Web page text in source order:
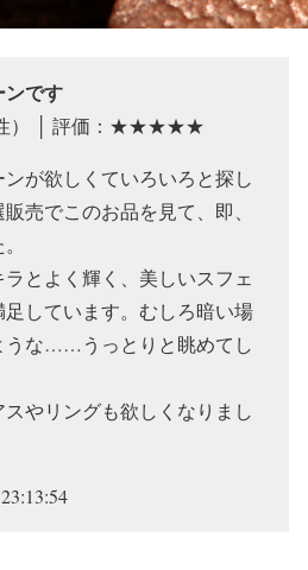
ンです
性） │ 評価：★★★★★
が欲しくていろいろと探し
売でこのお品を見て、即、
とよく輝く、美しいスフェ
しています。むしろ暗い場
うな……うっとりと眺めてし
やリングも欲しくなりまし